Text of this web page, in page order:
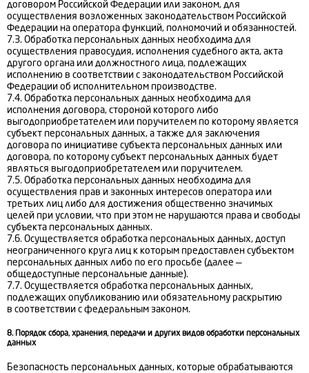
договором Российской Федерации или законом, для
осуществления возложенных законодательством Российской
Федерации на оператора функций, полномочий и обязанностей.
7.3. Обработка персональных данных необходима для
осуществления правосудия, исполнения судебного акта, акта
другого органа или должностного лица, подлежащих
исполнению в соответствии с законодательством Российской
Федерации об исполнительном производстве.
7.4. Обработка персональных данных необходима для
исполнения договора, стороной которого либо
выгодоприобретателем или поручителем по которому является
субъект персональных данных, а также для заключения
договора по инициативе субъекта персональных данных или
договора, по которому субъект персональных данных будет
являться выгодоприобретателем или поручителем.
7.5. Обработка персональных данных необходима для
осуществления прав и законных интересов оператора или
третьих лиц либо для достижения общественно значимых
целей при условии, что при этом не нарушаются права и свободы
субъекта персональных данных.
7.6. Осуществляется обработка персональных данных, доступ
неограниченного круга лиц к которым предоставлен субъектом
персональных данных либо по его просьбе (далее —
общедоступные персональные данные).
7.7. Осуществляется обработка персональных данных,
подлежащих опубликованию или обязательному раскрытию
в соответствии с федеральным законом.
8. Порядок сбора, хранения, передачи и других видов обработки персональных
данных
Безопасность персональных данных, которые обрабатываются